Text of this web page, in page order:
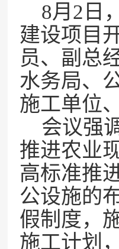
8月2日
建设项目
员、副总
水务局、
施工单位
会议强
推进农业
高标准推
公设施的
假制度，
施工计划